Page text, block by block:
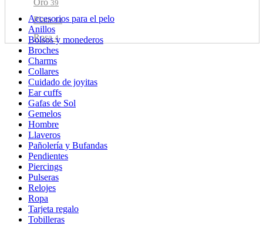
Oro39
Plata14
Rosa4
Turquesa
Verde4
Verde Agua
Accesorios para el pelo
Anillos
Bolsos y monederos
Broches
Charms
Collares
Cuidado de joyitas
Ear cuffs
Gafas de Sol
Gemelos
Hombre
Llaveros
Pañolería y Bufandas
Pendientes
Piercings
Pulseras
Relojes
Ropa
Tarjeta regalo
Tobilleras